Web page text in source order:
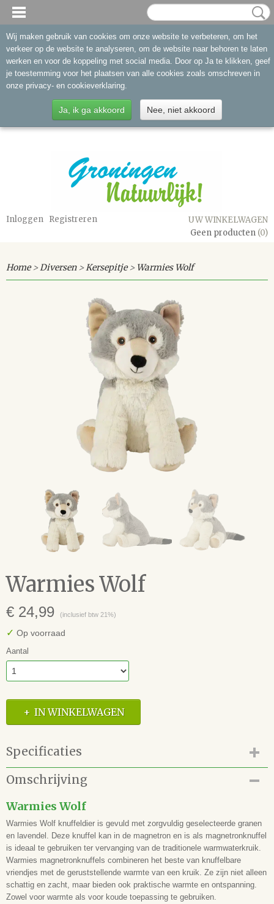
Inloggen Registreren
UW WINKELWAGEN
Geen producten (0)
Home>Diversen>Kersepitje> Warmies Wolf
Warmies Wolf
€ 24,99 (inclusief btw 21%)
✓ Op voorraad
Aantal
IN WINKELWAGEN
Specificaties
Productcode
91.167.05
EAN code
Omschrijving
Warmies Wolf
Warmies Wolf knuffeldier is gevuld met zorgvuldig geselecteerde granen
en lavendel. Deze knuffel kan in de magnetron en is als magnetronknuffel
is ideaal te gebruiken ter vervanging van de traditionele warmwaterkruik.
Warmies magnetronknuffels combineren het beste van knuffelbare
vriendjes met de geruststellende warmte van een kruik. Ze zijn niet alleen
schattig en zacht, maar bieden ook praktische warmte en ontspanning.
Zowel voor warmte als voor koude toepassing te gebruiken.
Wij maken gebruik van cookies om onze website te verbeteren, om het
verkeer op de website te analyseren, om de website naar behoren te laten
werken en voor de koppeling met social media. Door op Ja te klikken, geef
je toestemming voor het plaatsen van alle cookies zoals omschreven in
onze privacy- en cookieverklaring.
Ja, ik ga akkoord Nee, niet akkoord